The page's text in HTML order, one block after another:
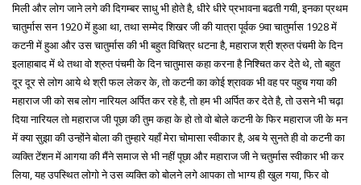
मिली और लोग जाने लगे की दिगम्बर साधु भी होते है, धीरे धीरे प्रभावना बढती गयी, इनका प्रथम
चातुर्मास सन 1920 में हुआ था, तथा सम्मेद शिखर जी की यात्रा पूर्वक 9वा चातुर्मास 1928 में
कटनी में हुआ और उस चातुर्मास की भी बहुत विचित्र धटना है, महाराज श्री श्रुत पंचमी के दिन
इलाहाबाद में थे तथा वो श्रुत पंचमी के दिन चातुमास कहा करना है निश्चित कर देते थे, तो बहुत
दूर दूर से लोग आये थे श्री फल लेकर के, तो कटनी का कोई श्रावक भी वह पर पहुच गया की
महाराज जी को सब लोग नारियल अर्पित कर रहे है, तो हम भी अर्पित कर देते है, तो उसने भी चढ़ा
दिया नारियल तो महाराज जी पूछा की तुम कहा के हो तो वो बोले कटनी के फिर महाराज जी के मन
में क्या सुझा की उन्होंने बोला की तुम्हारे यहाँ मेरा चोमासा स्वीकार है, अब ये सुनते ही वो कटनी का
व्यक्ति टेंशन में आगया की मैंने समाज से भी नहीं पूछा और महाराज जी ने चतुर्मास स्वीकार भी कर
लिया, यह उपस्थित लोगो ने उस व्यक्ति को बोलने लगे आपका तो भाग्य ही खुल गया, फिर वो